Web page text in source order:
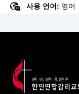
사용 언어: 영어